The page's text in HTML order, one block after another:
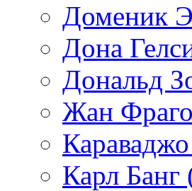
Доменик
Дона
Дональд
Жан
Карл Банг